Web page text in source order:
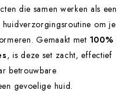
die samen werken als een
huidverzorgingsroutine om je
Gemaakt met 100%
, is deze set zacht, effectief
betrouwbare
gevoelige huid.